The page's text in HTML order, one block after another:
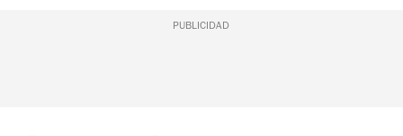
PUBLICIDAD